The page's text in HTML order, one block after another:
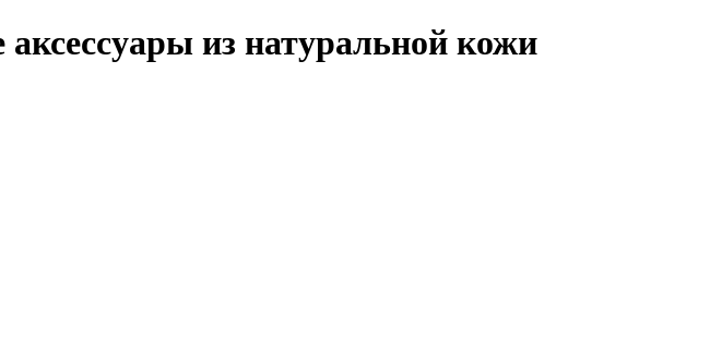
из натуральной кожи